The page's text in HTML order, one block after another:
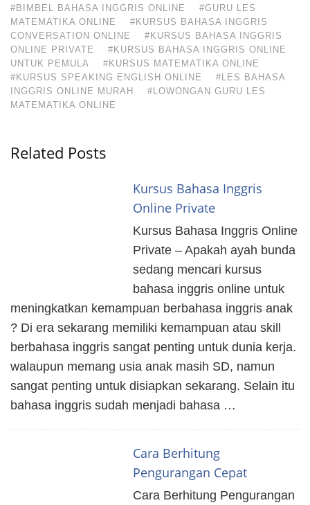
#BIMBEL BAHASA INGGRIS ONLINE
#GURU LES
MATEMATIKA ONLINE
#KURSUS BAHASA INGGRIS
CONVERSATION ONLINE
#KURSUS BAHASA INGGRIS
ONLINE PRIVATE
#KURSUS BAHASA INGGRIS ONLINE
UNTUK PEMULA
#KURSUS MATEMATIKA ONLINE
#KURSUS SPEAKING ENGLISH ONLINE
#LES BAHASA
INGGRIS ONLINE MURAH
#LOWONGAN GURU LES
MATEMATIKA ONLINE
Related Posts
Kursus Bahasa Inggris
Online Private
Kursus Bahasa Inggris Online
Private – Apakah ayah bunda
sedang mencari kursus
bahasa inggris online untuk
meningkatkan kemampuan berbahasa inggris anak
? Di era sekarang memiliki kemampuan atau skill
berbahasa inggris sangat penting untuk dunia kerja.
walaupun memang usia anak masih SD, namun
sangat penting untuk disiapkan sekarang. Selain itu
bahasa inggris sudah menjadi bahasa …
Cara Berhitung
Pengurangan Cepat
Cara Berhitung Pengurangan